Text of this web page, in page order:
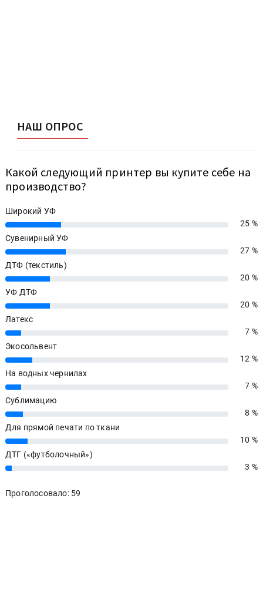
НАШ ОПРОС
Какой следующий принтер вы купите себе на
производство?
Широкий УФ
25%
25 %
Сувенирный УФ
27%
27 %
ДТФ (текстиль)
20%
20 %
УФ ДТФ
20%
20 %
Латекс
7%
7 %
Экосольвент
12%
12 %
На водных чернилах
7%
7 %
Сублимацию
8%
8 %
Для прямой печати по ткани
10%
10 %
ДТГ («футболочный»)
3% 3 %
Проголосовало: 59